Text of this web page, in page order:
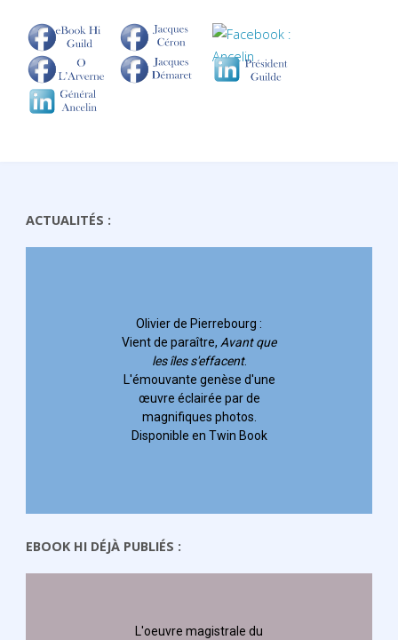
ACTUALITÉS :
Olivier de Pierrebourg :
Vient de paraître, Avant que
les îles s'effacent.
L'émouvante genèse d'une
œuvre éclairée par de
magnifiques photos.
Disponible en Twin Book
EBOOK HI DÉJÀ PUBLIÉS :
L'oeuvre magistrale du